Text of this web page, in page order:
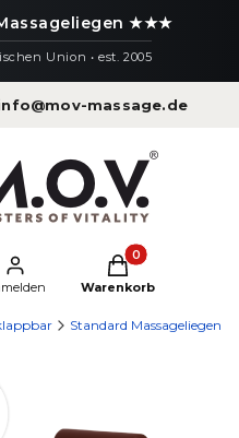
★★★
Union • est. 2005
massage.de
öffnen Produkte im
Warenkorb
Standard Massageliegen